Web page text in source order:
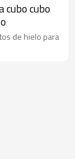
cubo cubo
de hielo para